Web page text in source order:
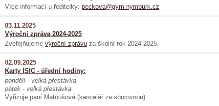
Více informací u ředitelky: peckova@gym-nymburk.cz
03.11.2025
Výroční zpráva 2024-2025
Zveřejňujeme výroční zprávu za školní rok 2024-2025.
02.09.2025
Karty ISIC - úřední hodiny:
pondělí - velká přestávka
pátek - velká přestávka
Vyřizuje paní Matoušová (kancelář za sborovnou).